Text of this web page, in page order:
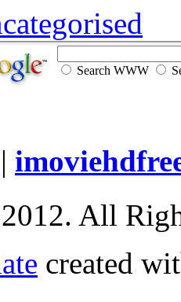
Search WWW
|
All
created